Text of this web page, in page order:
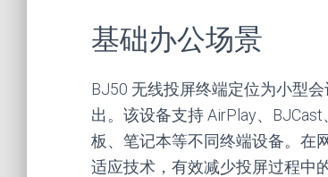
基础办公场景
BJ50 无线投屏终端定位为小型
出。该设备支持 AirPlay、
板、笔记本等不同终端设备。在
适应技术，有效减少投屏过程中